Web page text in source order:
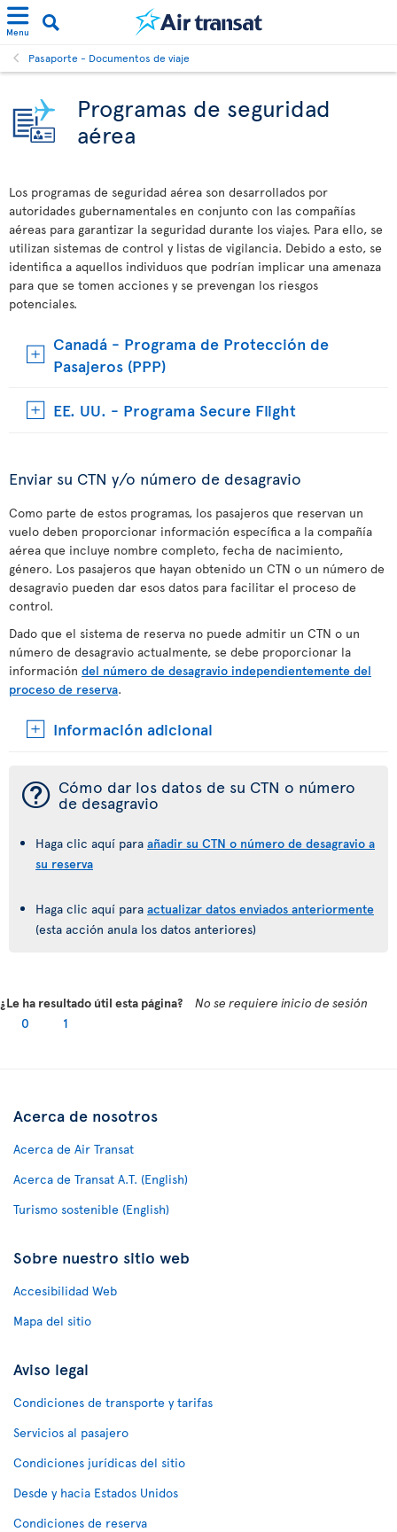
Menu
Pasaporte - Documentos de viaje
Programas de seguridad
aérea
Los programas de seguridad aérea son desarrollados por
autoridades gubernamentales en conjunto con las compañías
aéreas para garantizar la seguridad durante los viajes. Para ello, se
utilizan sistemas de control y listas de vigilancia. Debido a esto, se
identifica a aquellos individuos que podrían implicar una amenaza
para que se tomen acciones y se prevengan los riesgos
potenciales.
Canadá - Programa de Protección de
Pasajeros (PPP)
EE. UU. - Programa Secure Flight
Enviar su CTN y/o número de desagravio
Como parte de estos programas, los pasajeros que reservan un
vuelo deben proporcionar información específica a la compañía
aérea que incluye nombre completo, fecha de nacimiento,
género. Los pasajeros que hayan obtenido un CTN o un número de
desagravio pueden dar esos datos para facilitar el proceso de
control.
Dado que el sistema de reserva no puede admitir un CTN o un
número de desagravio actualmente, se debe proporcionar la
información del número de desagravio independientemente del
proceso de reserva.
Información adicional
¯ Cómo dar los datos de su CTN o número
de desagravio
Haga clic aquí para añadir su CTN o número de desagravio a
su reserva
Haga clic aquí para actualizar datos enviados anteriormente
(esta acción anula los datos anteriores)
¿Le ha resultado útil esta página?
No se requiere inicio de sesión
0
1
Acerca de nosotros
Acerca de Air Transat
Acerca de Transat A.T. (English)
Turismo sostenible (English)
Sobre nuestro sitio web
Accesibilidad Web
Mapa del sitio
Aviso legal
Condiciones de transporte y tarifas
Servicios al pasajero
Condiciones jurídicas del sitio
Desde y hacia Estados Unidos
Condiciones de reserva